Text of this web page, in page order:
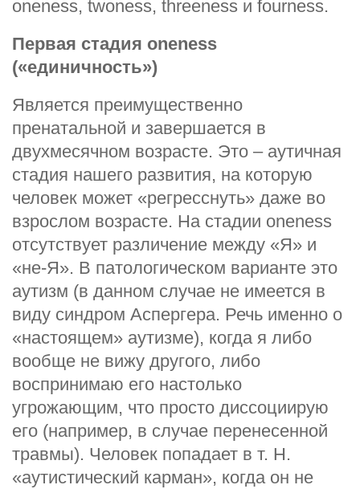
oneness, twoness, threeness и fourness.
Первая стадия oneness
(«единичность»)
Является преимущественно
пренатальной и завершается в
двухмесячном возрасте. Это – аутичная
стадия нашего развития, на которую
человек может «регресснуть» даже во
взрослом возрасте. На стадии oneness
отсутствует различение между «Я» и
«не-Я». В патологическом варианте это
аутизм (в данном случае не имеется в
виду синдром Аспергера. Речь именно о
«настоящем» аутизме), когда я либо
вообще не вижу другого, либо
воспринимаю его настолько
угрожающим, что просто диссоциирую
его (например, в случае перенесенной
травмы). Человек попадает в т. Н.
«аутистический карман», когда он не